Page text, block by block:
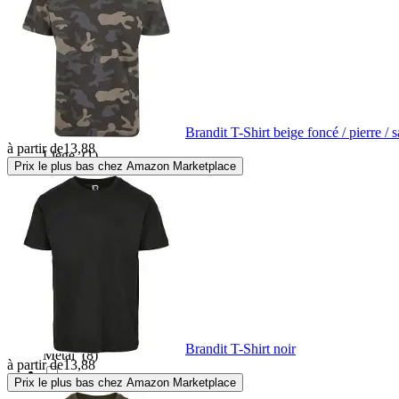
Kevlar (17)
Laine(413)
Laine mérinos (2)
Liège(1)
Matériau composite
Matériau recyclé
Métal(8)
Brandit T-Shirt beige foncé / pierre /
à partir de13,88
Prix le plus bas chez Amazon Marketplace
Brandit T-Shirt noir
à partir de13,88
Prix le plus bas chez Amazon Marketplace